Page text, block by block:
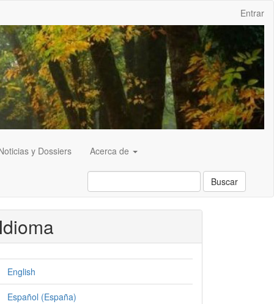
Entrar
y Dossiers Acerca de
Buscar
English
Español (España)